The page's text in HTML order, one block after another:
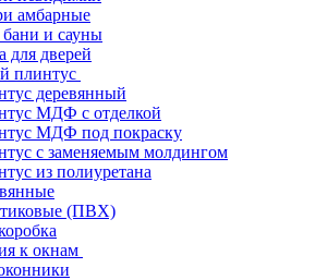
амбарные
и сауны
для дверей
плинтус
деревянный
МДФ с отделкой
МДФ под покраску
с заменяемым молдингом
из полиуретана
(ПВХ)
к окнам